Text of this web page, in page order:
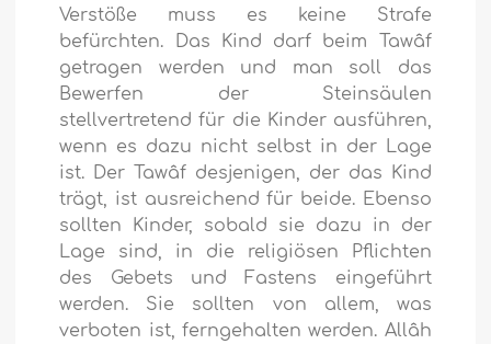
Verstöße muss es keine Strafe
befürchten. Das Kind darf beim Tawâf
getragen werden und man soll das
Bewerfen der Steinsäulen
stellvertretend für die Kinder ausführen,
wenn es dazu nicht selbst in der Lage
ist. Der Tawâf desjenigen, der das Kind
trägt, ist ausreichend für beide. Ebenso
sollten Kinder, sobald sie dazu in der
Lage sind, in die religiösen Pflichten
des Gebets und Fastens eingeführt
werden. Sie sollten von allem, was
verboten ist, ferngehalten werden. Allâh